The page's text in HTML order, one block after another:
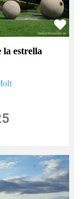
la estrella